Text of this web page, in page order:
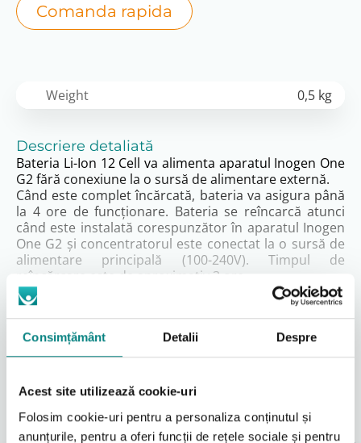
Consimțământ Detalii Despre
Acest site utilizează cookie-uri
Folosim cookie-uri pentru a personaliza conținutul și
anunțurile, pentru a oferi funcții de rețele sociale și pentru
Comanda rapida
Descriere detaliată
Weight 0,5 kg
Bateria Li-Ion 12 Cell va alimenta aparatul Inogen One
G2 fără conexiune la o sursă de alimentare externă.
Când este complet încărcată, bateria va asigura până
la 4 ore de funcţionare. Bateria se reîncarcă atunci
când este instalată corespunzător în aparatul Inogen
One G2 şi concentratorul este conectat la o sursă de
alimentare principală (100-240V). Timpul de
reîncărcare este de aproximativ 3 ore.
Citeşte mai mult
Locațiile noastre
A vedea tot